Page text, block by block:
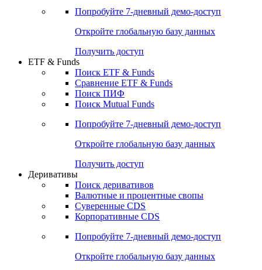
Попробуйте 7-дневный демо-доступ
Откройте глобальную базу данных
Получить доступ
ETF & Funds
Поиск ETF & Funds
Сравнение ETF & Funds
Поиск ПИФ
Поиск Mutual Funds
Попробуйте 7-дневный демо-доступ
Откройте глобальную базу данных
Получить доступ
Деривативы
Поиск деривативов
Валютные и процентные свопы
Суверенные CDS
Корпоративные CDS
Попробуйте 7-дневный демо-доступ
Откройте глобальную базу данных